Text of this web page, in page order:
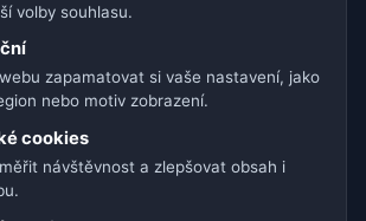
/ Rakousko / Švýcarsko
Latinská Amerika a Španělsko
Asie
Minizoo.cz z.s. | IČO: 21135550 |
volby souhlasu.
zapamatovat si vaše nastavení, jako
nebo motiv zobrazení.
cookies
návštěvnost a zlepšovat obsah i